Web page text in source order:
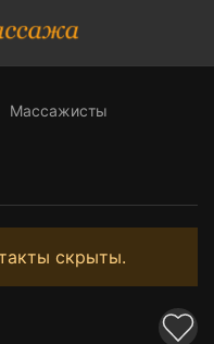
Массажисты
скрыты.